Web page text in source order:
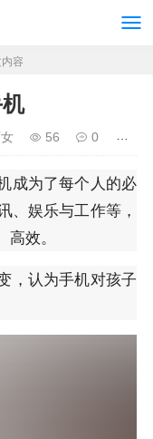
容
56 0
成为了每个人的必
、娱乐与工作等，
效。
，认为手机对孩子